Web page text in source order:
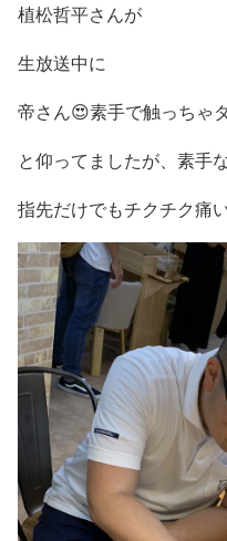
植松哲平さんが
生放送中に
帝さん😍素手で触っちゃ
と仰ってましたが、素手
指先だけでもチクチク痛